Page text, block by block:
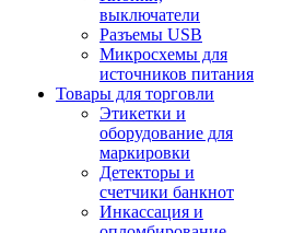
выключатели
Разъемы USB
Микросхемы для
источников питания
Товары для торговли
Этикетки и
оборудование для
маркировки
Детекторы и
счетчики банкнот
Инкассация и